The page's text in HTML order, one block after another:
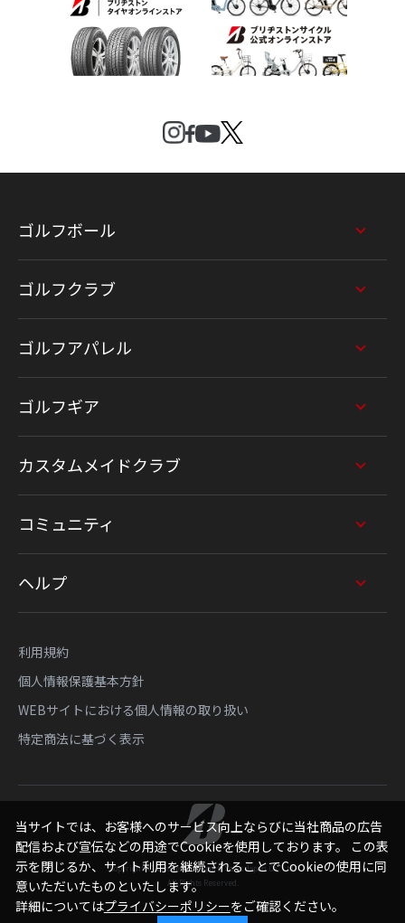
ゴルフボール
ゴルフクラブ
ゴルフアパレル
ゴルフギア
カスタムメイドクラブ
コミュニティ
ヘルプ
利用規約
個人情報保護基本方針
WEBサイトにおける個人情報の取り扱い
特定商法に基づく表示
Copyright © Bridgestone Sports Sales Japan Co., Ltd.
All Rights Reserved.
当サイトでは、お客様へのサービス向上ならびに当社商品の広告
配信および宣伝などの用途でCookieを使用しております。 この表
示を閉じるか、サイト利用を継続されることでCookieの使用に同
意いただいたものといたします。
詳細についてはプライバシーポリシーをご確認ください。